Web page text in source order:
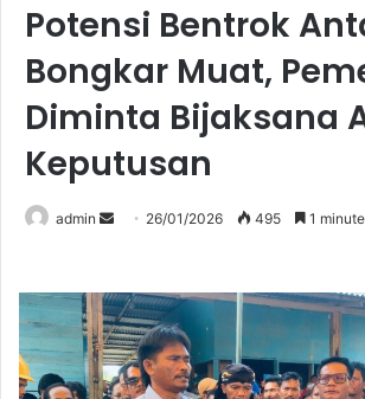
Potensi Bentrok
Bongkar Muat,
Diminta Bijaksana
Keputusan
admin
Send 26/01/2026 495 1